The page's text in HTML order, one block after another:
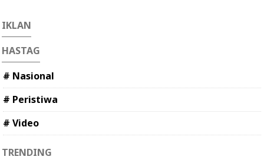
IKLAN
HASTAG
# Nasional
# Peristiwa
# Video
TRENDING